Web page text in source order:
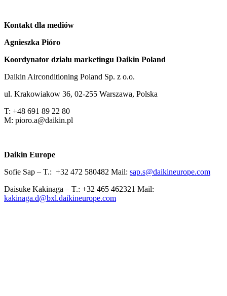
Kontakt dla mediów
Agnieszka Pióro
Koordynator działu marketingu Daikin Poland
Daikin Airconditioning Poland Sp. z o.o.
ul. Krakowiakow 36, 02-255 Warszawa, Polska
T: +48 691 89 22 80
M: pioro.a@daikin.pl
Daikin Europe
Sofie Sap – T.: +32 472 580482 Mail: sap.s@daikineurope.com
Daisuke Kakinaga – T.: +32 465 462321 Mail:
kakinaga.d@bxl.daikineurope.com